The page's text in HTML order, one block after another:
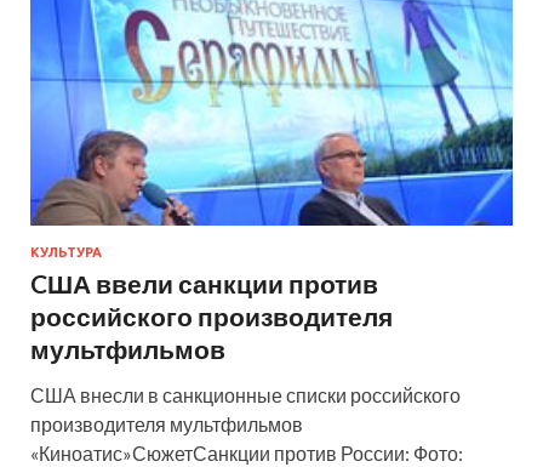
КУЛЬТУРА
CША ввели санкции против
российского производителя
мультфильмов
США внесли в санкционные списки российского
производителя мультфильмов
«Киноатис»СюжетСанкции против России: Фото: